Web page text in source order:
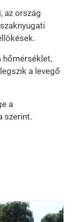
az ország
hőmérséklet,
a levegő
a
szerint.